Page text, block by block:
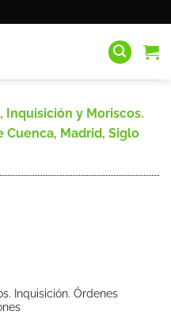
Inquisición y Moriscos.
Cuenca, Madrid, Siglo
Inquisición. Órdenes